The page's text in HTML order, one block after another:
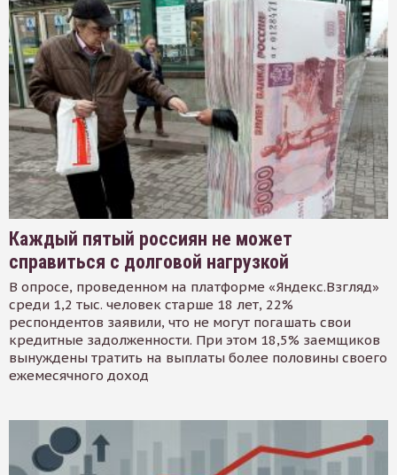
Каждый пятый россиян не может
справиться с долговой нагрузкой
В опросе, проведенном на платформе «Яндекс.Взгляд»
среди 1,2 тыс. человек старше 18 лет, 22%
респондентов заявили, что не могут погашать свои
кредитные задолженности. При этом 18,5% заемщиков
вынуждены тратить на выплаты более половины своего
ежемесячного доход